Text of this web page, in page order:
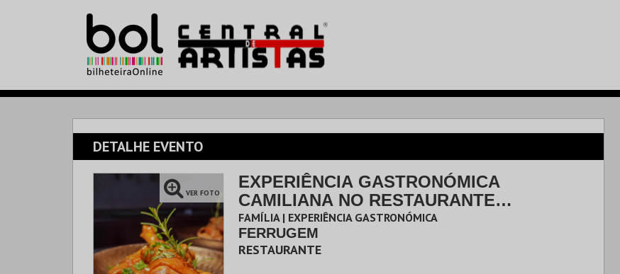
DETALHE EVENTO
VER FOTO
EXPERIÊNCIA GASTRONÓMICA
CAMILIANA NO RESTAURANTE
FERRUGEM
FAMÍLIA | EXPERIÊNCIA GASTRONÓMICA
FERRUGEM
RESTAURANTE